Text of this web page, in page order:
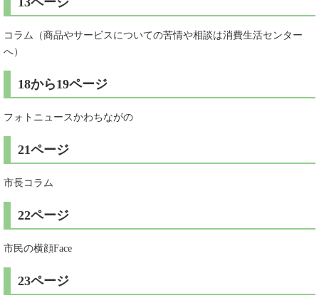
コラム（商品やサービスについての苦情や相談は消費生活センター
へ）
18から19ページ
フォトニュースかわちながの
21ページ
市長コラム
22ページ
市民の横顔Face
23ページ